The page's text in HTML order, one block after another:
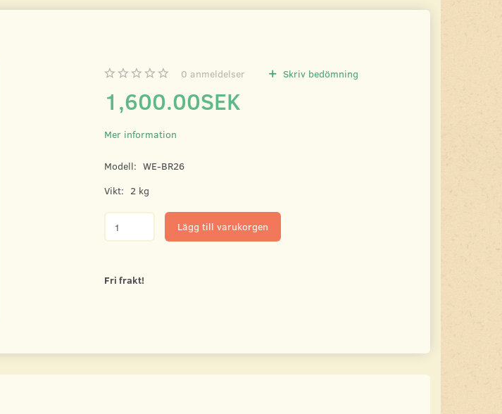
0 anmeldelser Skriv bedömning
1,600.00SEK
Mer information
Modell: WE-BR26
Vikt: 2 kg
Lägg till varukorgen
Fri frakt!